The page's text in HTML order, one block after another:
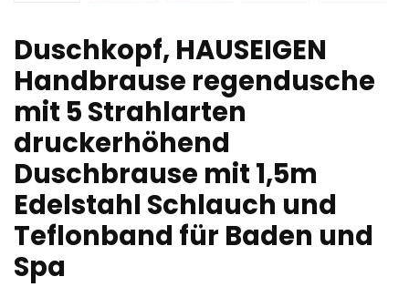
Duschkopf, HAUSEIGEN
Handbrause regendusche
mit 5 Strahlarten
druckerhöhend
Duschbrause mit 1,5m
Edelstahl Schlauch und
Teflonband für Baden und
Spa